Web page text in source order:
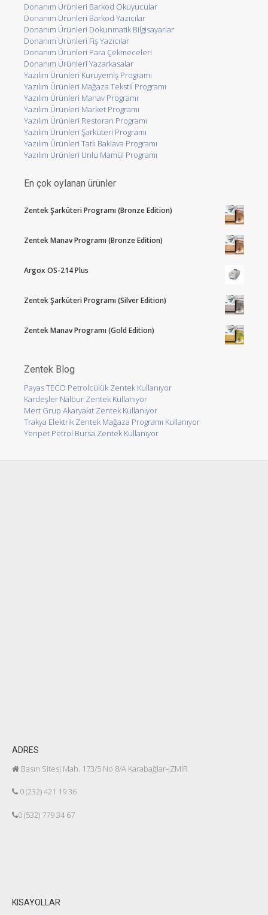
Donanım Ürünleri Barkod Okuyucular
Donanım Ürünleri Barkod Yazıcılar
Donanım Ürünleri Dokunmatik Bilgisayarlar
Donanım Ürünleri Fiş Yazıcılar
Donanım Ürünleri Para Çekmeceleri
Donanım Ürünleri Yazarkasalar
Yazılım Ürünleri Kuruyemiş Programı
Yazılım Ürünleri Mağaza Tekstil Programı
Yazılım Ürünleri Manav Programı
Yazılım Ürünleri Market Programı
Yazılım Ürünleri Restoran Programı
Yazılım Ürünleri Şarküteri Programı
Yazılım Ürünleri Tatlı Baklava Programı
Yazılım Ürünleri Unlu Mamül Programı
En çok oylanan ürünler
Zentek Şarküteri Programı (Bronze Edition)
Zentek Manav Programı (Bronze Edition)
Argox OS-214 Plus
Zentek Şarküteri Programı (Silver Edition)
Zentek Manav Programı (Gold Edition)
Zentek Blog
Payas TECO Petrolcülük Zentek Kullanıyor
Kardeşler Nalbur Zentek Kullanıyor
Mert Grup Akaryakıt Zentek Kullanıyor
Trakya Elektrik Zentek Mağaza Programı Kullanıyor
Yenpet Petrol Bursa Zentek Kullanıyor
ADRES
Basın Sitesi Mah. 173/5 No 8/A Karabağlar-İZMİR
0 (232) 421 19 36
0 (532) 779 34 67
KISAYOLLAR